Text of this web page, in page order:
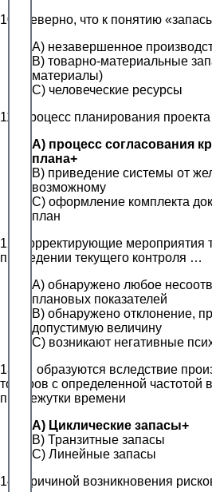
10. Неверно, что к понятию
A) незавершенное
B) товарно-материальные
материалы)
C) человеческие ресурсы
11. Процесс планирования
A) процесс согласования
плана+
B) приведение системы от
возможному
C) оформление комплекта
план
12. Корректирующие мероприятия
проведении текущего контроля …
A) обнаружено любое
плановых показателей
B) обнаружено отклонение,
допустимую величину
C) возникают негативные
13. … образуются вследствие
товаров с определенной частотой
промежутки времени
A) Циклические запасы+
B) Транзитные запасы
C) Линейные запасы
14. Причиной возникновения